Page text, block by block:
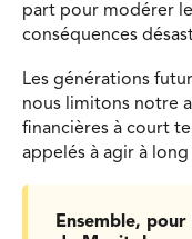
part pour modérer
conséquences
Les générations
nous limitons notre
financières à court
appelés à agir à
Ensemble,